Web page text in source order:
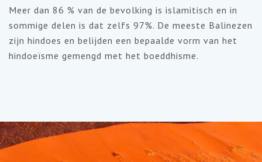
Meer dan 86 % van de bevolking is islamitisch en in
sommige delen is dat zelfs 97%. De meeste Balinezen
zijn hindoes en belijden een bepaalde vorm van het
hindoeïsme gemengd met het boeddhisme.